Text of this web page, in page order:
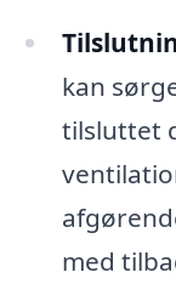
kan
tilsluttet
med